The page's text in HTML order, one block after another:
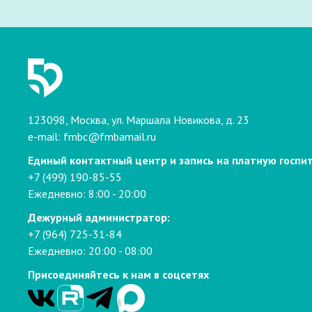
123098, Москва, ул. Маршала Новикова, д. 23
e-mail: fmbc@fmbamail.ru
Единый контактный центр и запись на платную
+7 (499) 190-85-55
Ежедневно: 8:00 - 20:00
Дежурный администратор:
+7 (964) 725-31-84
Ежедневно: 20:00 - 08:00
Присоединяйтесь к нам в соцсетях